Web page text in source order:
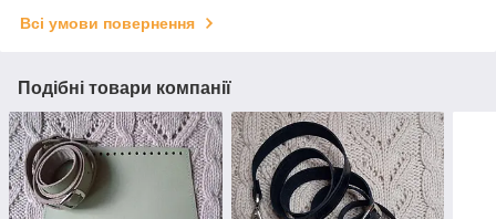
Всі умови повернення
Подібні товари компанії